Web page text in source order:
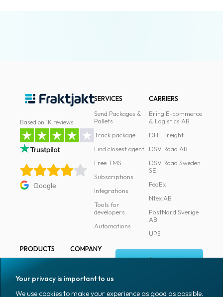
Based on 1K reviews
Google
SERVICES
Send Packages &
Pallets
Track package
Find closest agent
Free TMS
Subscriptions
Integrations
Tools for
developers
Automations
CARRIERS
Bring E-commerce
& Logistics AB
DHL Freight
DSV Road AB
DSV Road Sweden
SE
FedEx
Ntex AB
PostNord Sverige
AB
UPS
PRODUCTS
Marking
Packaging
COMPANY
Media
Log in
Sign up
Your privacy is important to us
We use cookies to make your experience as good as possible.